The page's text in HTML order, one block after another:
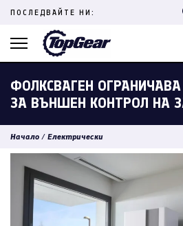
Skip
content
ПОСЛЕДВАЙТЕ НИ:
ФОЛКСВАГЕН
ЗА ВЪНШЕН КОНТРОЛ НА
Начало / Електрически